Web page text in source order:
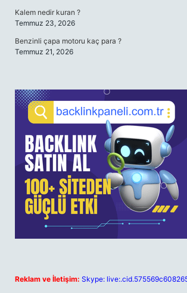
Kalem nedir kuran ?
Temmuz 23, 2026
Benzinli çapa motoru kaç para ?
Temmuz 21, 2026
Reklam ve İletişim: Skype: